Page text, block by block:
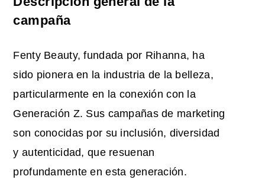
campaña
Fenty Beauty, fundada por Rihanna, ha
sido pionera en la industria de la belleza,
particularmente en la conexión con la
Generación Z. Sus campañas de marketing
son conocidas por su inclusión, diversidad
y autenticidad, que resuenan
profundamente en esta generación.